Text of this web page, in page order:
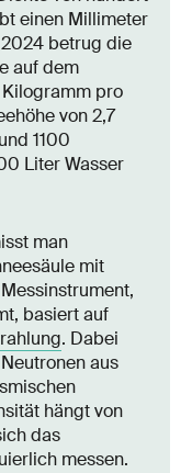
einen Millimeter
betrug die
auf dem
pro
von 2,7
1100
Liter Wasser
man
mit
basiert auf
. Dabei
aus
hängt von
das
messen.